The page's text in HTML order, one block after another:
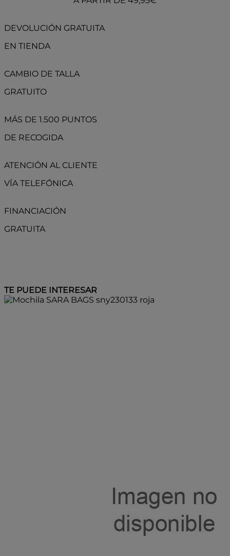
DEVOLUCIÓN GRATUITA
EN TIENDA
CAMBIO DE TALLA
GRATUITO
MÁS DE 1.500 PUNTOS
DE RECOGIDA
ATENCIÓN AL CLIENTE
VÍA TELEFÓNICA
FINANCIACIÓN
GRATUITA
TE PUEDE INTERESAR